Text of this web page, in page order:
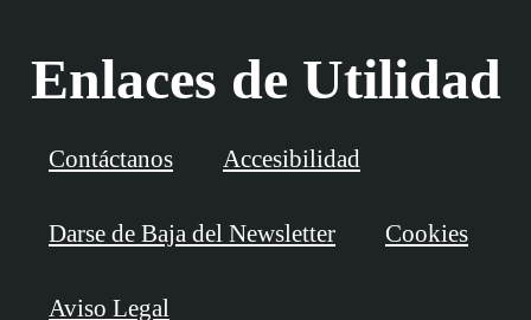
Enlaces de Utilidad
Contáctanos Accesibilidad
Darse de Baja del Newsletter Cookies
Aviso Legal